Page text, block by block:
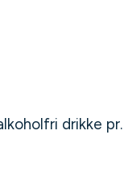
drikke